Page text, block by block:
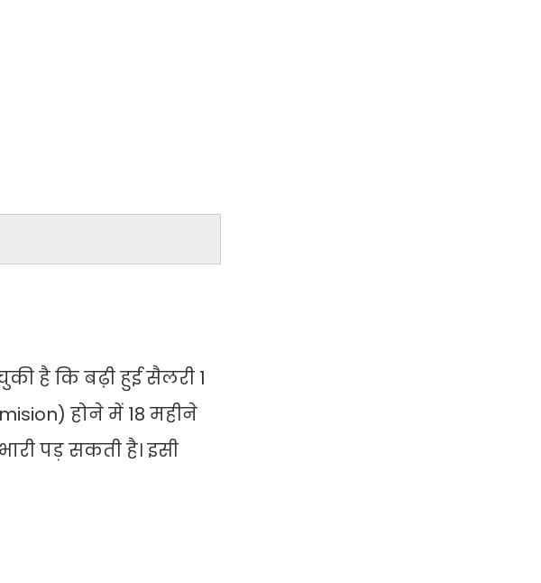
है कि बढ़ी हुई सैलरी 1
होने में 18 महीने
पड़ सकती है। इसी